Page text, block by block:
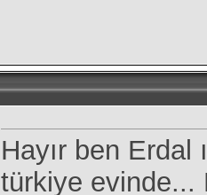
Hayır ben Erdal
türkiye evinde...